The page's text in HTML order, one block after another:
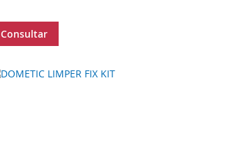
Consultar